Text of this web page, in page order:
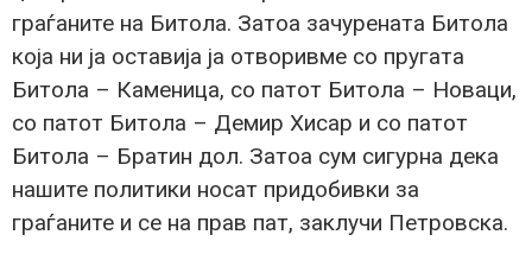
граѓаните на Битола. Затоа зачурената Битола
која ни ја оставија ја отворивме со пругата
Битола – Каменица, со патот Битола – Новаци,
со патот Битола – Демир Хисар и со патот
Битола – Братин дол. Затоа сум сигурна дека
нашите политики носат придобивки за
граѓаните и се на прав пат, заклучи Петровска.